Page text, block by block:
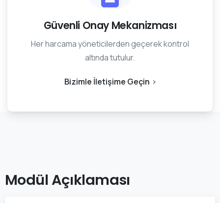
Güvenli Onay Mekanizması
Her harcama yöneticilerden geçerek kontrol
altında tutulur.
Bizimle İletişime Geçin
Modül Açıklaması